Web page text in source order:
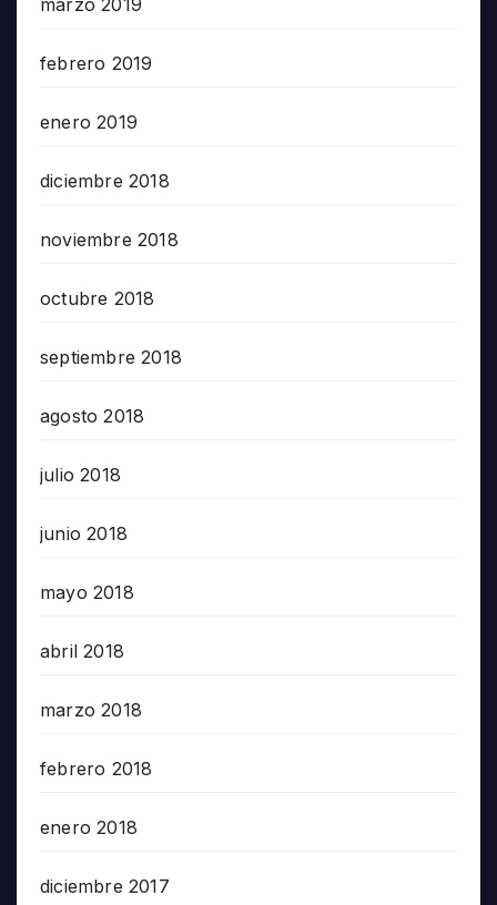
marzo 2019
febrero 2019
enero 2019
diciembre 2018
noviembre 2018
octubre 2018
septiembre 2018
agosto 2018
julio 2018
junio 2018
mayo 2018
abril 2018
marzo 2018
febrero 2018
enero 2018
diciembre 2017